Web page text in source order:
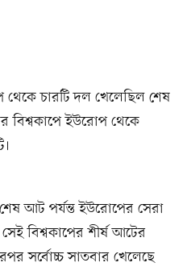
থেকে চারটি দল খেলেছিল শেষ
বিশ্বকাপে ইউরোপ থেকে
আট পর্যন্ত ইউরোপের সেরা
বিশ্বকাপের শীর্ষ আটের
সর্বোচ্চ সাতবার খেলেছে